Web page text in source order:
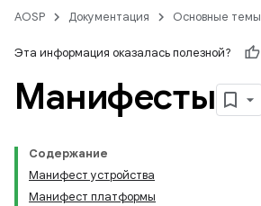
AOSP Документация Основные темы
Эта информация оказалась полезной?
Манифесты
Содержание
Манифест устройства
Манифест платформы